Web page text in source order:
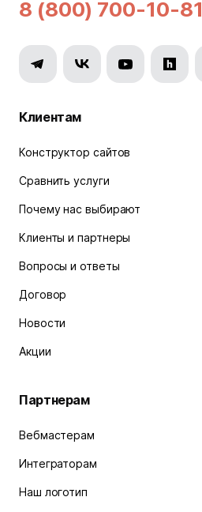
8 (800) 700-10-81
Клиентам
Конструктор сайтов
Сравнить услуги
Почему нас выбирают
Клиенты и партнеры
Вопросы и ответы
Договор
Новости
Акции
Партнерам
Вебмастерам
Интеграторам
Наш логотип